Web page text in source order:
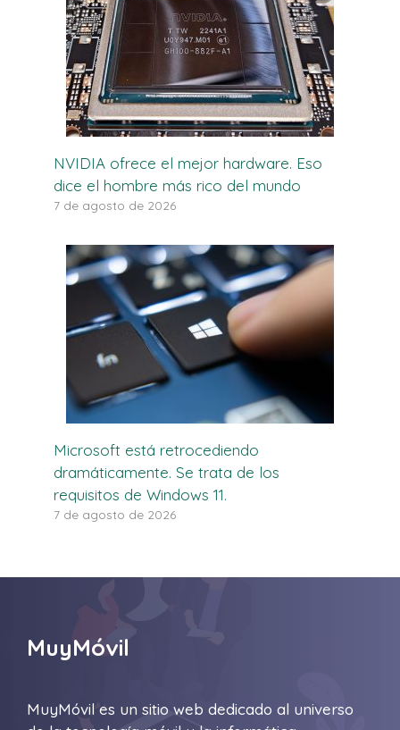
NVIDIA ofrece el mejor hardware. Eso
dice el hombre más rico del mundo
7 de agosto de 2026
Microsoft está retrocediendo
dramáticamente. Se trata de los
requisitos de Windows 11.
7 de agosto de 2026
MuyMóvil
MuyMóvil es un sitio web dedicado al universo